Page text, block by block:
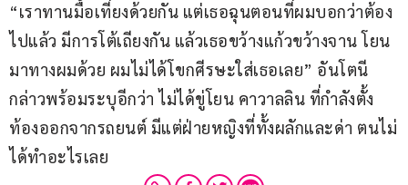
“เราทานมื้อเที่ยงด้วยกัน แต่เธอฉุนตอนที่ผมบอกว่าต้อง
ไปแล้ว มีการโต้เถียงกัน แล้วเธอขว้างแก้วขว้างจาน โยน
มาทางผมด้วย ผมไม่ได้โขกศีรษะใส่เธอเลย” อันโตนี
กล่าวพร้อมระบุอีกว่า ไม่ได้ขู่โยน คาวาลลิน ที่กำลังตั้ง
ท้องออกจากรถยนต์ มีแต่ฝ่ายหญิงที่ทั้งผลักและด่า ตนไม่
ได้ทำอะไรเลย